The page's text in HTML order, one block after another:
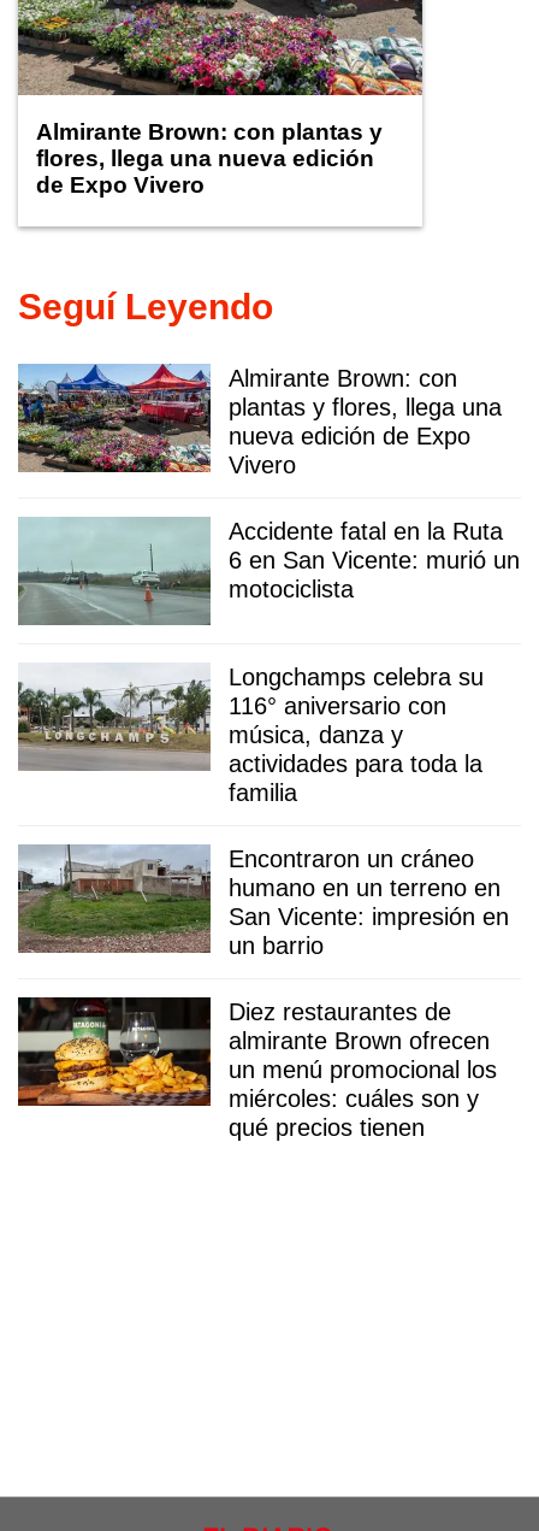
Almirante Brown: con plantas y
flores, llega una nueva edición
de Expo Vivero
Seguí Leyendo
Almirante Brown: con
plantas y flores, llega una
nueva edición de Expo
Vivero
Accidente fatal en la Ruta
6 en San Vicente: murió un
motociclista
Longchamps celebra su
116° aniversario con
música, danza y
actividades para toda la
familia
Encontraron un cráneo
humano en un terreno en
San Vicente: impresión en
un barrio
Diez restaurantes de
almirante Brown ofrecen
un menú promocional los
miércoles: cuáles son y
qué precios tienen